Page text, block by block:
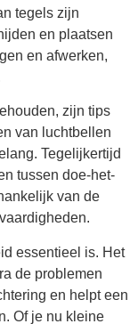
tegels zijn
en plaatsen
en afwerken,
zijn tips
van luchtbellen
Tegelijkertijd
tussen doe-het-
van de
essentieel is. Het
de problemen
en helpt een
Of je nu kleine